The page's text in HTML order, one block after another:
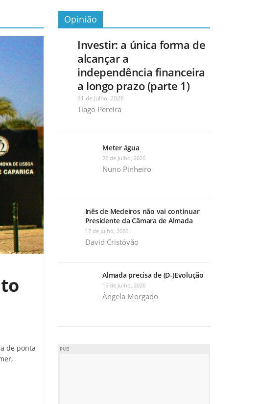
de ponta
Opinião
Investir: a única forma de
alcançar a
independência financeira
a longo prazo (parte 1)
31 de Julho, 2026
Tiago Pereira
Meter água
22 de Julho, 2026
Nuno Pinheiro
Inês de Medeiros não vai continuar
Presidente da Câmara de Almada
17 de Julho, 2026
David Cristóvão
Almada precisa de (D-)Evolução
15 de Julho, 2026
Ângela Morgado
PUB